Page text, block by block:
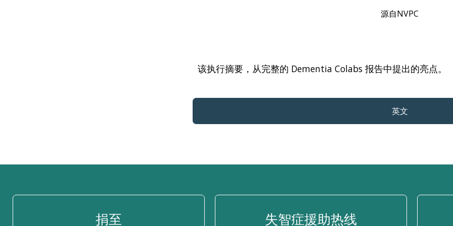
源自NVPC
该执行摘要，从完整的 Dementia Colabs 报告中提出的亮点。
英文
捐至 失智症援助热线